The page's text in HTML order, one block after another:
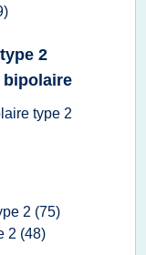
2
bipolaire
type 2
2 (75)
2 (48)